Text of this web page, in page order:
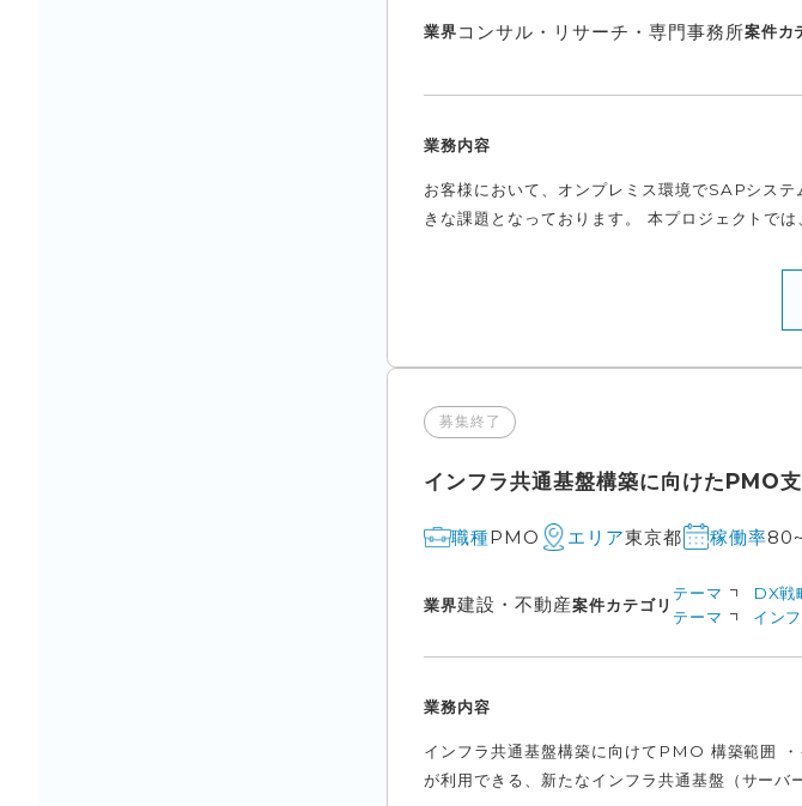
業界コンサル・リサーチ・専門事務所案件カ
業務内容
お客様において、オンプレミス環境でSAPシス
きな課題となっております。 本プロジェクトでは
募集終了
インフラ共通基盤構築に向けたPMO
職種PMO エリア東京都 稼働率
業界建設・不動産案件カテゴリ
テーマ
DX戦
テーマ
イン
業務内容
インフラ共通基盤構築に向けてPMO 構築範囲
が利用できる、新たなインフラ共通基盤（サーバ